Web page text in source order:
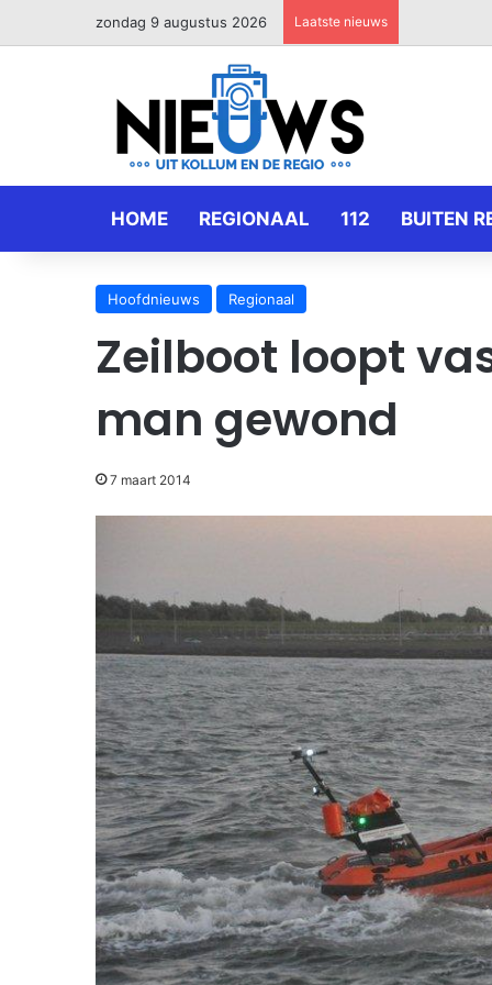
zondag 9 augustus 2026 Laatste nieuws
HOME REGIONAAL 112 BUITEN
Hoofdnieuws Regionaal
Zeilboot loopt
man gewond
7 maart 2014